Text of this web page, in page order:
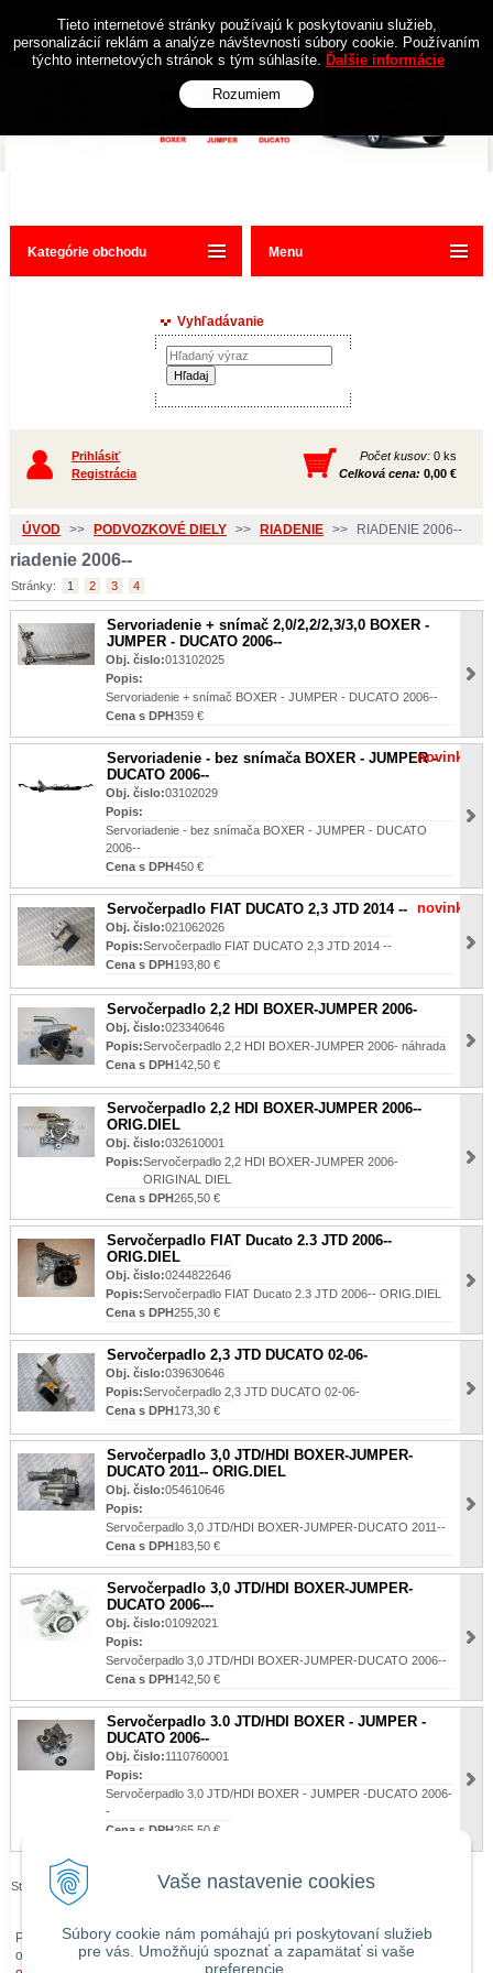
Vaše nastavenie cookies
Súbory cookie nám pomáhajú pri poskytovaní služieb
pre vás. Umožňujú spoznať a zapamätať si vaše
preferencie.
Kategórie obchodu
Vyhľadávanie
Prihlásiť
Registrácia
Počet kusov: 0 ks
Celková cena: 0,00 €
ÚVOD >> PODVOZKOVÉ DIELY >> RIADENIE >> RIADENIE 2006--
riadenie 2006--
Stránky: 1 2 3 4
Servoriadenie + snímač 2,0/2,2/2,3/3,0 BOXER -
JUMPER - DUCATO 2006--
Obj. čislo:013102025
Popis:
Servoriadenie + snímač BOXER - JUMPER - DUCATO 2006--
Cena s DPH359 €
Servoriadenie - bez snímača BOXER - JUMPER -
DUCATO 2006--
novinka
Obj. čislo:03102029
Popis:
Servoriadenie - bez snímača BOXER - JUMPER - DUCATO
2006--
Cena s DPH450 €
Servočerpadlo FIAT DUCATO 2,3 JTD 2014 -- novinka
Obj. čislo:021062026
Popis:Servočerpadlo FIAT DUCATO 2,3 JTD 2014 --
Cena s DPH193,80 €
Servočerpadlo 2,2 HDI BOXER-JUMPER 2006-
Obj. čislo:023340646
Popis:Servočerpadlo 2,2 HDI BOXER-JUMPER 2006- náhrada
Cena s DPH142,50 €
Servočerpadlo 2,2 HDI BOXER-JUMPER 2006--
ORIG.DIEL
Obj. čislo:032610001
Popis:Servočerpadlo 2,2 HDI BOXER-JUMPER 2006-
ORIGINAL DIEL
Cena s DPH265,50 €
Servočerpadlo FIAT Ducato 2.3 JTD 2006--
ORIG.DIEL
Obj. čislo:0244822646
Popis:Servočerpadlo FIAT Ducato 2.3 JTD 2006-- ORIG.DIEL
Cena s DPH255,30 €
Servočerpadlo 2,3 JTD DUCATO 02-06-
Obj. čislo:039630646
Popis:Servočerpadlo 2,3 JTD DUCATO 02-06-
Cena s DPH173,30 €
Servočerpadlo 3,0 JTD/HDI BOXER-JUMPER-
DUCATO 2011-- ORIG.DIEL
Obj. čislo:054610646
Popis:
Servočerpadlo 3,0 JTD/HDI BOXER-JUMPER-DUCATO 2011--
Cena s DPH183,50 €
Servočerpadlo 3,0 JTD/HDI BOXER-JUMPER-
DUCATO 2006---
Obj. čislo:01092021
Popis:
Servočerpadlo 3,0 JTD/HDI BOXER-JUMPER-DUCATO 2006--
Cena s DPH142,50 €
Servočerpadlo 3.0 JTD/HDI BOXER - JUMPER -
DUCATO 2006--
Obj. čislo:1110760001
Popis:
Servočerpadlo 3.0 JTD/HDI BOXER - JUMPER -DUCATO 2006-
-
Cena s DPH265,50 €
Stránky: 1
Pri zaslaní tovaru mimo územia Slovenskej republiky budú ku každej
objednávke prirátanénáklady na dopravu mimo územia SR podľa
Menu
Tieto internetové stránky používajú k poskytovaniu služieb,
personalizácií reklám a analýze návštevnosti súbory cookie. Používaním
týchto internetových stránok s tým súhlasíte. Ďalšie informácie
Rozumiem